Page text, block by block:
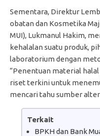
Sementara, Direktur
obatan dan Kosmetika
MUI), Lukmanul Hakim,
kehalalan suatu produk,
laboratorium dengan
“Penentuan material
riset terkini untuk
mencari tahu sumber
Terkait
BPKH dan Bank